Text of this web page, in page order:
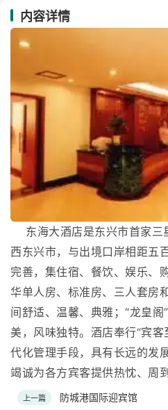
内容详情
东海大酒店是东兴市首家三
西东兴市，与出境口岸相距五
完善，集住宿、餐饮、娱乐、
华单人房、标准房、三人套房
间舒适、温馨、典雅；“龙皇
美，风味独特。酒店奉行“宾
代化管理手段，具有长远的发
竭诚为各方宾客提供热忱、周
上一篇 防城港国际迎宾馆